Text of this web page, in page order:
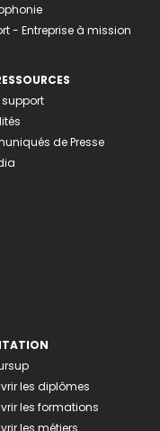
- Entreprise à mission
support
de Presse
les diplômes
les formations
les métiers